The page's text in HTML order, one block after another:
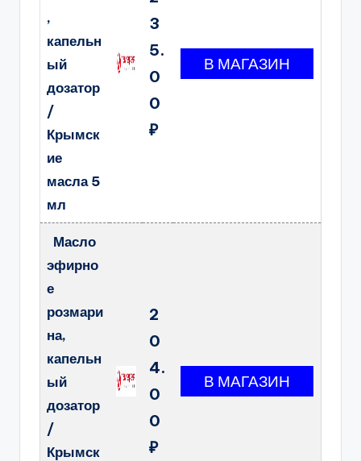
,
капельн
ый
дозатор
/
Крымск
ие
масла 5
мл
3
5.
0
0
₽
Масло
эфирно
е
розмари
на,
капельн
ый
дозатор
/
Крымск
2
0
4.
0
0
₽